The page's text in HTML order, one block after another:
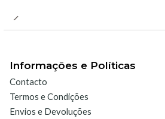
diversas interfaces e softwares da
LabQuest Mini.
Go!Link.
LabQuest App.
Logger Pro.
Informações e Políticas
Contacto
Termos e Condições
Envios e Devoluções